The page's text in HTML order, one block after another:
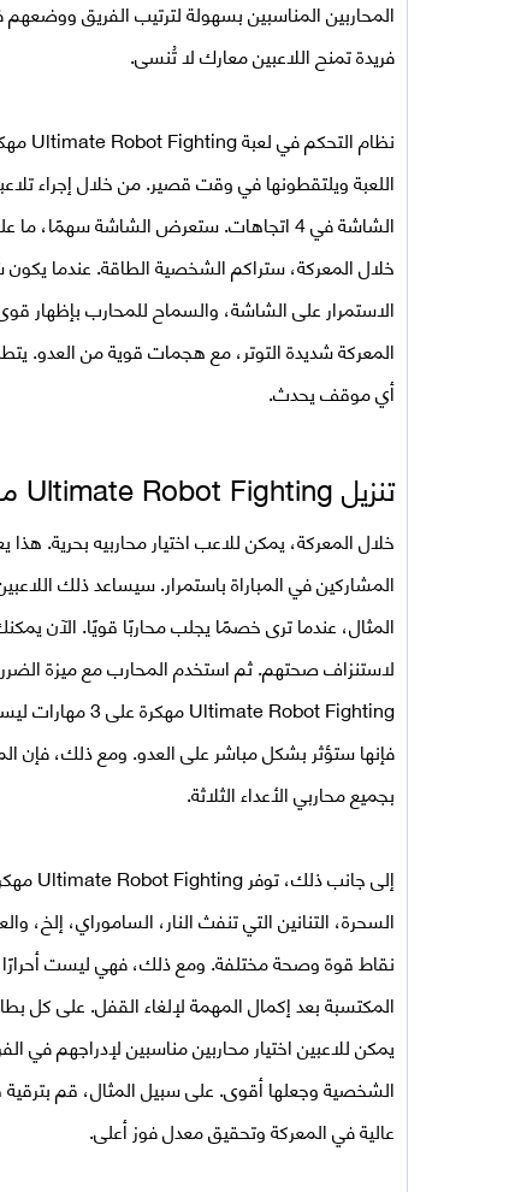
المحاربين المناسبين بسهولة لترتيب الفريق
فريدة تمنح اللاعبين معارك لا تُنسى.
نظام التحكم فيلعبة Ultimate Robot Fighting مهكرة للاندرويد
اللعبة ويلتقطونها في وقت قصير. من خلال إجراء
الشاشة في 4 اتجاهات. ستعرض الشاشة
خلال المعركة، ستراكم الشخصية الطاقة. عندما
الاستمرار على الشاشة، والسماح للمحارب بإظهار
المعركة شديدة التوتر، مع هجمات قوية من العدو.
أي موقف يحدث.
تنزيلUltimate Robot Fighting مهكرة من ميديا فاير
خلال المعركة، يمكن للاعب اختيار محاربيه بحرية.
المشاركين في المباراة باستمرار. سيساعد ذلك
المثال، عندما ترى خصمًا يجلب محاربًا قويًا. الآن
لاستنزاف صحتهم. ثم استخدم المحارب مع ميزة الضرر
Ultimate Robot Fighting مهكرة
على 3
فإنها ستؤثر بشكل مباشر على العدو. ومع ذلك، فإن
بجميع محاربي الأعداء الثلاثة.
إلى جانب ذلك، توفرUltimate Robot Fighting مهكرة اخر اصدار
السحرة، التنانين التي تنفث النار، الساموراي،
نقاط قوة وصحة مختلفة. ومع ذلك، فهي ليست
المكتسبة بعد إكمال المهمة لإلغاء القفل. على كل
يمكن للاعبين اختيار محاربين مناسبين لإدراجهم في
الشخصية وجعلها أقوى. على سبيل المثال، قم
عالية في المعركة وتحقيق معدل فوز أعلى.